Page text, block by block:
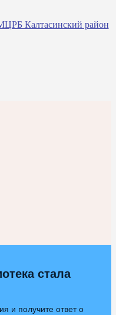
стала
и получите ответ о